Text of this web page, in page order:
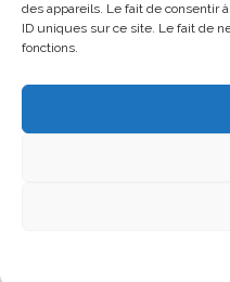
des appareils. Le fait de consentir
ID uniques sur ce site. Le fait de
fonctions.